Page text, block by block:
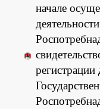
начале